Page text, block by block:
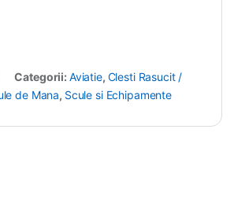
Categorii: Aviatie, Clesti Rasucit /
de Mana, Scule si Echipamente